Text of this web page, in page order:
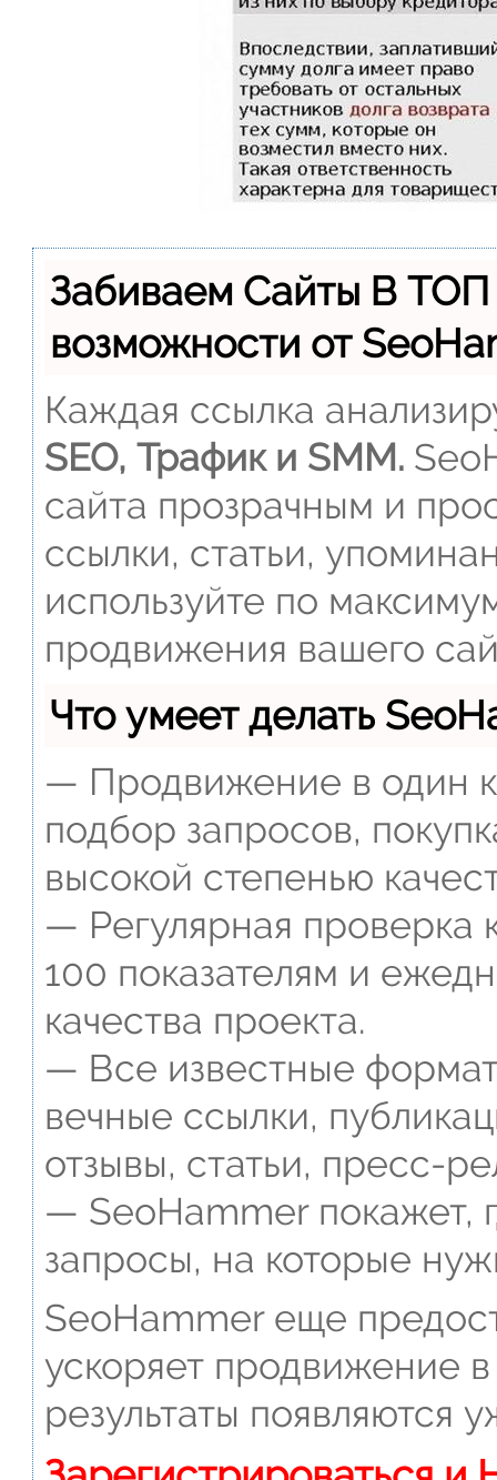
Забиваем Сайты В
возможности от
Каждая ссылка
SEO, Трафик и SMM.
сайта прозрачным и
ссылки, статьи,
используйте по
продвижения вашего
Что умеет делать
— Продвижение в один
подбор запросов,
высокой степенью
— Регулярная проверка
100 показателям и
качества проекта.
— Все известные
вечные ссылки,
отзывы, статьи, пресс-
— SeoHammer покажет,
запросы, на которые
SeoHammer еще
ускоряет продвижение
результаты появляются